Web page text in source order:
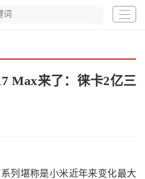
Max来了：徕卡2亿三
堪称是小米近年来变化最大